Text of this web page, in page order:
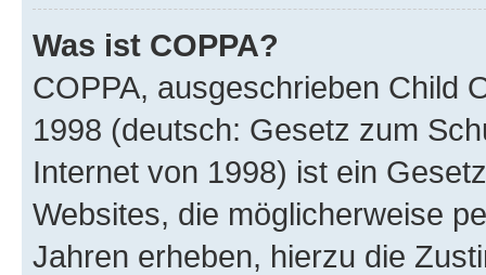
Was ist COPPA?
COPPA, ausgeschrieben Child
1998 (deutsch: Gesetz zum
Internet von 1998) ist ein
Websites, die möglicherweise
Jahren erheben, hierzu die